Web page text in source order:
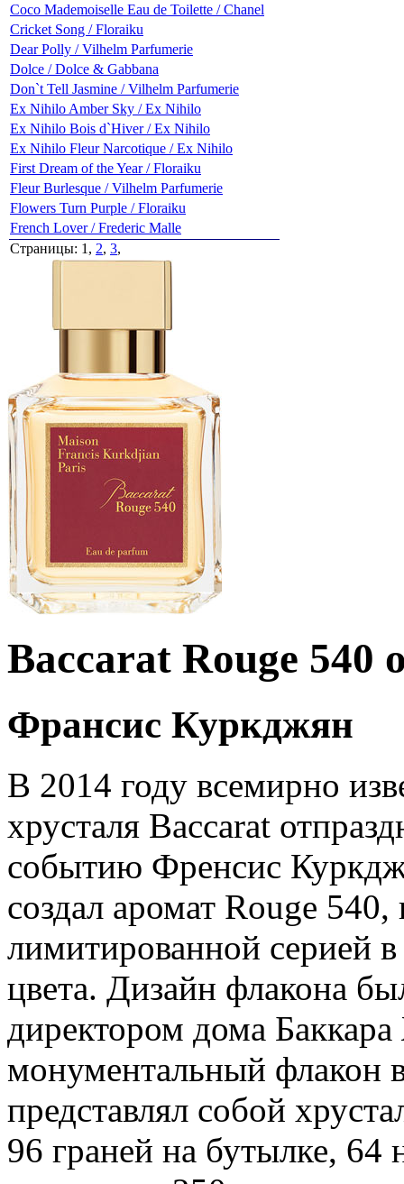
Coco Mademoiselle Eau de Toilette / Chanel
Cricket Song / Floraiku
Dear Polly / Vilhelm Parfumerie
Dolce / Dolce & Gabbana
Don`t Tell Jasmine / Vilhelm Parfumerie
Ex Nihilo Amber Sky / Ex Nihilo
Ex Nihilo Bois d`Hiver / Ex Nihilo
Ex Nihilo Fleur Narcotique / Ex Nihilo
First Dream of the Year / Floraiku
Fleur Burlesque / Vilhelm Parfumerie
Flowers Turn Purple / Floraiku
French Lover / Frederic Malle
Страницы: 1, 2, 3,
Baccarat Rouge
Франсис Куркджян
В 2014 году всемирно
хрусталя Baccarat
событию Френсис
создал аромат Rouge
лимитированной серией
цвета. Дизайн флакона
директором дома
монументальный флакон
представлял собой
96 граней на бутылке, 64